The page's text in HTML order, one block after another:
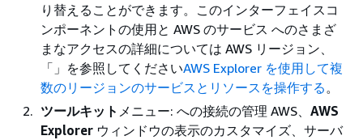
り替えることができます。このインターフェイスコ
ンポーネントの使用と AWS のサービス へのさまざ
まなアクセスの詳細については AWS リージョン、
「」を参照してくださいAWS Explorer を使用して複
数のリージョンのサービスとリソースを操作する。
ツールキット メニュー: への接続の管理 AWS、 AWS
Explorer ウィンドウの表示のカスタマイズ、サーバ